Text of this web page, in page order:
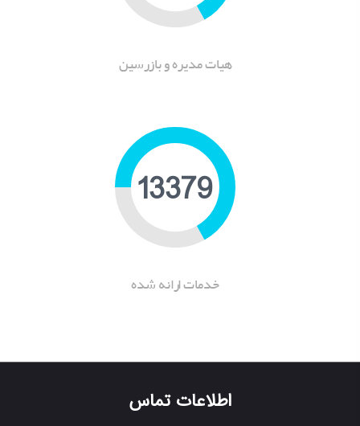
هیات مدیره و بازرسین
16599
خدمات ارانه شده
اطلاعات تماس